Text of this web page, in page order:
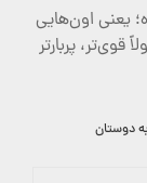
یعنی اون‌هایی
پربارتر
دوستان